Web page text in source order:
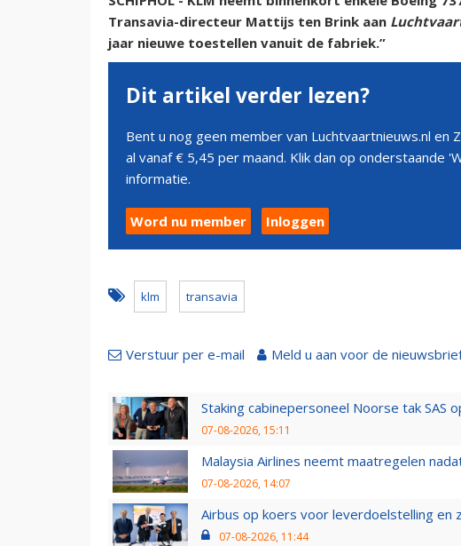
Transavia-directeur Mattijs ten Brink aan
jaar nieuwe toestellen vanuit de fabriek.”
Dit artikel verder lezen?
Bent u nog geen member van Luchtvaartnieuws.nl en
al vanaf € 5,45 per maand. Klik dan op onderstaande
informatie.
Word nu member Inloggen
klm transavia
Verstuur per e-mail Meld u aan voor de
Staking cabinepersoneel Noorse tak SAS
07-08-2026, 15:11
Malaysia Airlines neemt maatregelen
07-08-2026, 14:07
Airbus op koers voor leverdoelstelling
07-08-2026, 11:44